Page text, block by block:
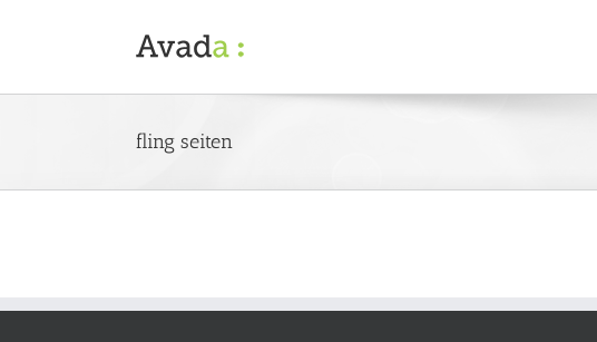
fling seiten